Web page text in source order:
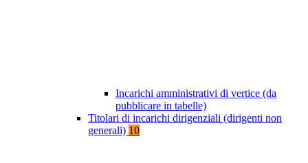
Incarichi amministrativi di vertice (da
pubblicare in tabelle)
Titolari di incarichi dirigenziali (dirigenti non
generali) 10